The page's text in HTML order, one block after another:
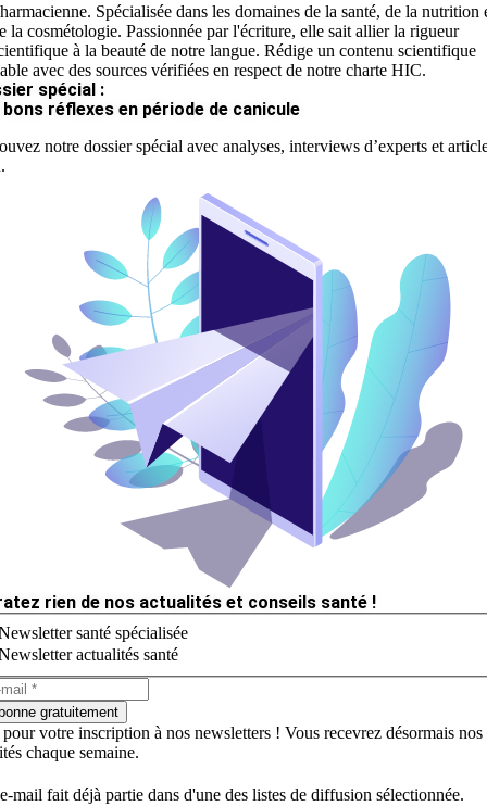
Spécialisée dans les domaines de la santé, de la nutrition
la cosmétologie. Passionnée par l'écriture, elle sait allier la rigueur
à la beauté de notre langue. Rédige un contenu scientifique
avec des sources vérifiées en respect de notre charte HIC.
spécial :
bons réflexes en période de canicule
notre dossier spécial avec analyses, interviews d’experts et
rien de nos actualités et conseils santé !
santé spécialisée
actualités santé
gratuitement
votre inscription à nos newsletters ! Vous recevrez désormais nos
chaque semaine.
mail fait déjà partie dans d'une des listes de diffusion sélectionnée.